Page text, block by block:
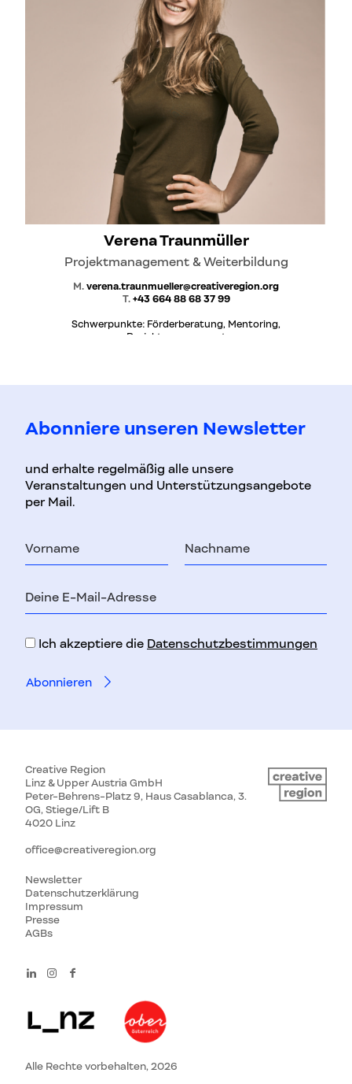
Verena Traunmüller
Projektmanagement & Weiterbildung
M. verena.traunmueller@creativeregion.org
T. +43 664 88 68 37 99
Schwerpunkte: Förderberatung, Mentoring,
Projektmanagement
Abonniere unseren Newsletter
und erhalte regelmäßig alle unsere
Veranstaltungen und Unterstützungsangebote
per Mail.
Nachname
Mail-
Ich akzeptiere die Datenschutzbestimmungen
Creative Region
Linz & Upper Austria GmbH
Peter-Behrens-Platz 9, Haus Casablanca, 3.
OG, Stiege/Lift B
4020 Linz
office@creativeregion.org
Newsletter
Datenschutzerklärung
Impressum
Presse
AGBs
Alle Rechte vorbehalten, 2026